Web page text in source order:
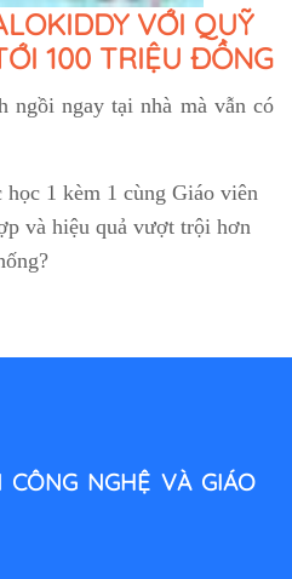
VỚI QUỸ
100 TRIỆU ĐỒNG
ngồi ngay tại nhà mà vẫn có
1 kèm 1 cùng Giáo viên
và hiệu quả vượt trội hơn
CÔNG NGHỆ VÀ GIÁO